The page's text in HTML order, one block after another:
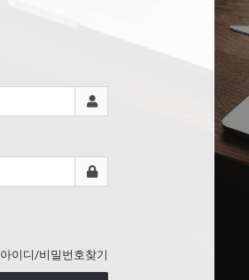
아이디/비밀번호찾기